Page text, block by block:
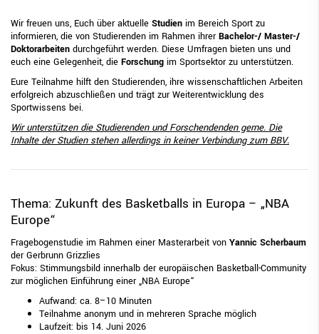
Wir freuen uns, Euch über aktuelle Studien im Bereich Sport zu
informieren, die von Studierenden im Rahmen ihrerBachelor-/ Master-/
Doktorarbeiten durchgeführt werden. Diese Umfragen bieten uns und
euch eine Gelegenheit, die Forschung im Sportsektor zu unterstützen.
Eure Teilnahme hilft den Studierenden, ihre wissenschaftlichen Arbeiten
erfolgreich abzuschließen und trägt zur Weiterentwicklung des
Sportwissens bei.
Wir unterstützen die Studierenden und Forschendenden gerne. Die
Inhalte der Studien stehen allerdings in keiner Verbindung zum BBV.
Thema: Zukunft des Basketballs in Europa – „NBA
Europe“
Fragebogenstudie im Rahmen einer Masterarbeit von Yannic Scherbaum
der Gerbrunn Grizzlies
Fokus: Stimmungsbild innerhalb der europäischen Basketball-Community
zur möglichen Einführung einer „NBA Europe“
Aufwand: ca. 8–10 Minuten
Teilnahme anonym und in mehreren Sprache möglich
Laufzeit: bis 14. Juni 2026